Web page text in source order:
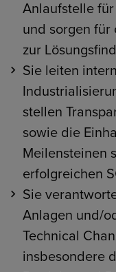
Anlaufstelle
und sorgen für
zur
Sie leiten
stellen
sowie die
Meilensteinen
erfolgreichen
Sie
Anlagen und/
Technical
insbesondere